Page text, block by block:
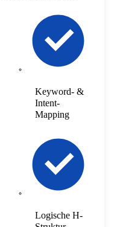
Keyword- &
Intent-
Mapping
Logische H-